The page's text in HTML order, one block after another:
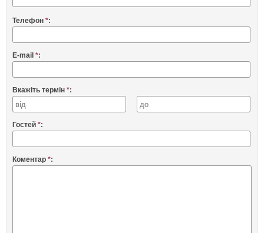
Телефон *:
E-mail *:
Вкажіть термін *:
Гостей *:
Коментар *: